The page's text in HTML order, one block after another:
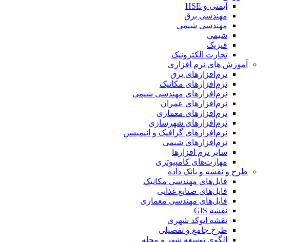
ایمنی و HSE
مهندسی برق
مهندسی شیمی
شیمی
فیزیک
تجارت الکترونیک
آموزش های نرم افزاری
نرم‌افزارهای برق
نرم‌افزارهای مکانیک
نرم‌افزارهای مهندسی شیمی
نرم‌افزارهای عمران
نرم‌افزارهای معماری
نرم‌افزارهای شهرسازی
نرم‌افزارهای گرافیک و انیمیشن
نرم‌افزارهای شیمی
سایر نرم افزارها
مهارت‌های کامپیوتری
طرح و نقشه و بانک داده
فایل‌های مهندسی مکانیک
فایل‌های صنایع غذایی
فایل‌های مهندسی معماری
نقشه GIS
نقشه اتوکد شهری
طرح جامع و تفصیلی
الگوی توسعه شهر و محله